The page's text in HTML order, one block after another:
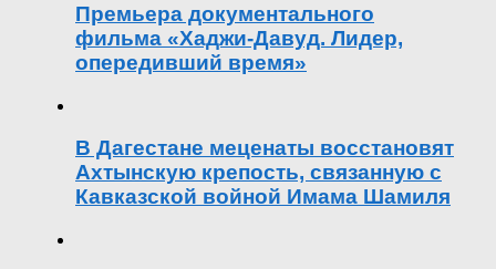
Премьера документального
фильма «Хаджи-Давуд. Лидер,
опередивший время»
В Дагестане меценаты восстановят
Ахтынскую крепость, связанную с
Кавказской войной Имама Шамиля